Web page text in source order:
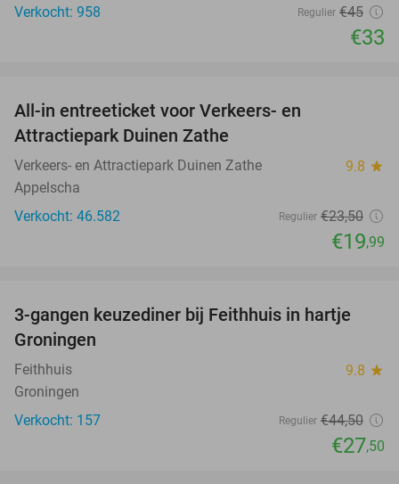
Verkocht: 958
Regulier €45
€33
All-in entreeticket voor Verkeers- en
Attractiepark Duinen Zathe
Verkeers- en Attractiepark Duinen Zathe 9.8 star
Appelscha
Verkocht: 46.582
Regulier €23,50
€19,99
38%
3-gangen keuzediner bij Feithhuis in hartje
Groningen
Feithhuis 9.8 star
Groningen
Verkocht: 157
Regulier €44,50
€27,50